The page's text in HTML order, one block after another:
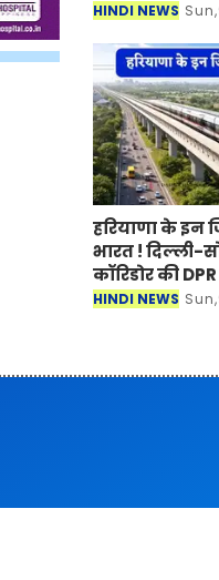
HINDI NEWS
हरियाणा के इन
भारत ! दिल्ली-
कॉरिडोर की
मिलेगा बड़ा
HINDI NEWS